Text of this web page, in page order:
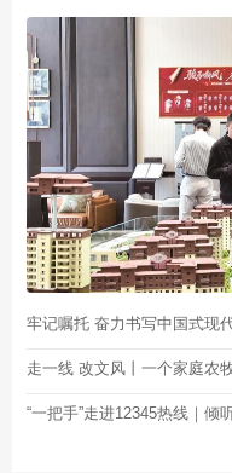
走一线 改文风丨一个家庭农
“一把手”走进12345热线｜